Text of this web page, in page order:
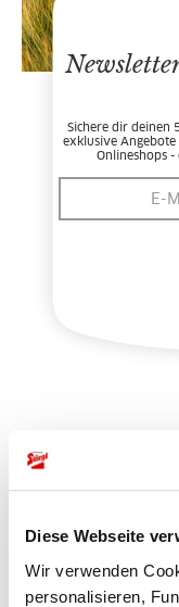
Diese Webseite
Wir verwenden
personalisieren,
Sichere dir deinen
exklusive
Onlineshops